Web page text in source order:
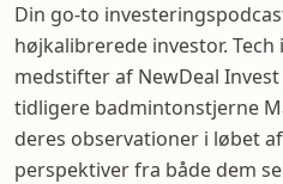
Din go-to
højkalibrerede investor.
medstifter af NewDeal
tidligere badmintonstjerne
deres observationer i løbet
perspektiver fra både dem